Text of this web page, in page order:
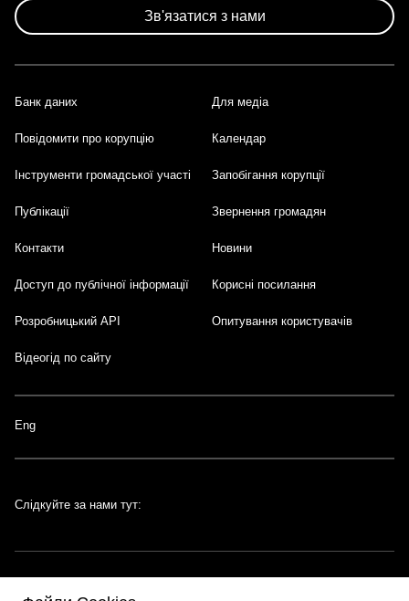
Зв'язатися з нами
Footer
Банк даних Для медіа
Повідомити про корупцію Календар
Інструменти громадської участі Запобігання корупції
Публікації Звернення громадян
Контакти Новини
Доступ до публічної інформації Корисні посилання
Розробницький API Опитування користувачів
Відеогід по сайту
Eng
Слідкуйте за нами тут: